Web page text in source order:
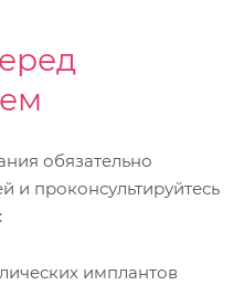
обязательно
и проконсультируйтесь
имплантов